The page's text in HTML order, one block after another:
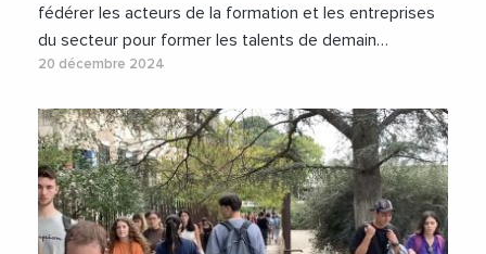
fédérer les acteurs de la formation et les entreprises
du secteur pour former les talents de demain…
20 décembre 2024